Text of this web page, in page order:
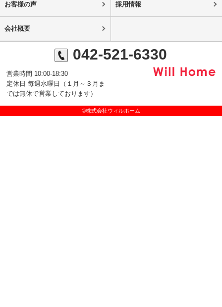
お客様の声 採用情報
会社概要
042-521-6330
営業時間 10:00-18:30
定休日 毎週水曜日（１月～３月ま
では無休で営業しております）
©株式会社ウィルホーム